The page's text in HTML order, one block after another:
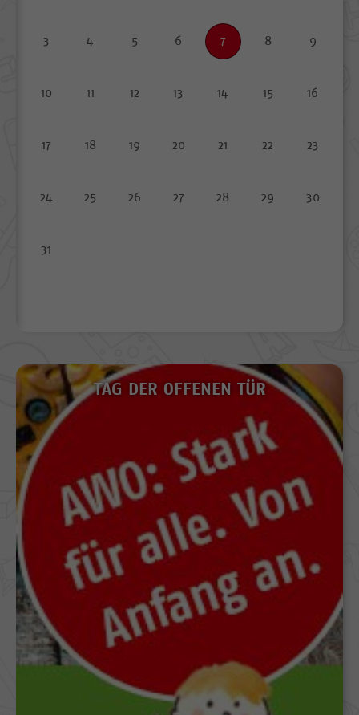
3 4 5 6 7 8 9
10 11 12 13 14 15 16
17 18 19 20 21 22 23
24 25 26 27 28 29 30
31
TAG DER OFFENEN TÜR